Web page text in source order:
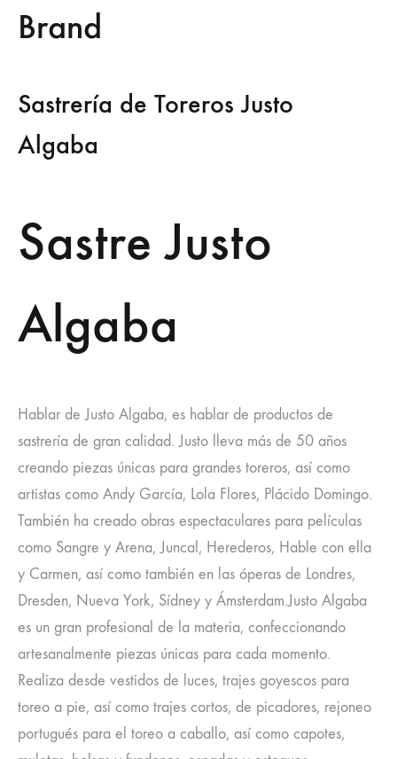
Brand
Sastrería de Toreros Justo
Algaba
Sastre Justo
Algaba
Hablar de Justo Algaba, es hablar de productos de
sastrería de gran calidad. Justo lleva más de 50 años
creando piezas únicas para grandes toreros, así como
artistas como Andy García, Lola Flores, Plácido Domingo.
También ha creado obras espectaculares para películas
como Sangre y Arena, Juncal, Herederos, Hable con ella
y Carmen, así como también en las óperas de Londres,
Dresden, Nueva York, Sídney y Ámsterdam.Justo Algaba
es un gran profesional de la materia, confeccionando
artesanalmente piezas únicas para cada momento.
Realiza desde vestidos de luces, trajes goyescos para
toreo a pie, así como trajes cortos, de picadores, rejoneo
portugués para el toreo a caballo, así como capotes,